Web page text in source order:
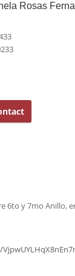
Rosas
6to y 7mo Anillo,